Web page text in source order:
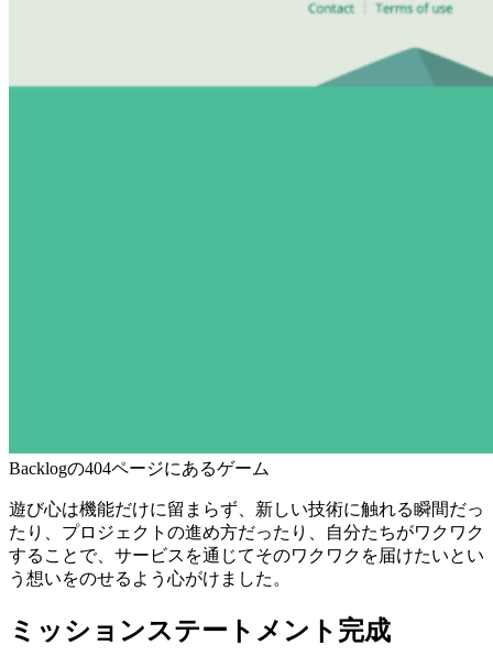
Backlogの404ページにあるゲーム
遊び心は機能だけに留まらず、新しい技術に触れる瞬間だっ
たり、プロジェクトの進め方だったり、自分たちがワクワク
することで、サービスを通じてそのワクワクを届けたいとい
う想いをのせるよう心がけました。
ミッションステートメント完成